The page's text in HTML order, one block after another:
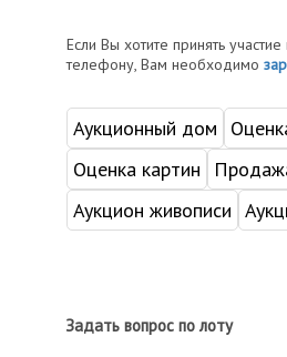
Если Вы хотите принять
телефону, Вам необходимо
Аукционный дом
Оценка картин
Аукцион живописи
Задать вопрос по лоту